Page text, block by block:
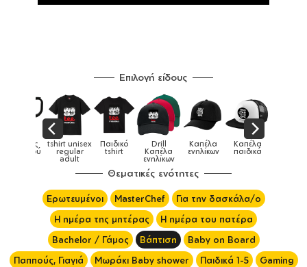
Επιλογή είδους
Drill
Καπέλα
ενηλίκων
Καπέλα
ενηλίκων
Καπέλα
παιδικά Κούπες Κούπες
ειδικές
Θεματικές ενότητες
Ερωτευμένοι MasterChef
Για την δασκάλα/ο
Η ημέρα της μητέρας
Η ημέρα του πατέρα
Bachelor / Γάμος
Βάπτιση
Baby on Board
Παππούς, Γιαγιά
Μωράκι Baby shower Παιδικά 1-5
Gaming